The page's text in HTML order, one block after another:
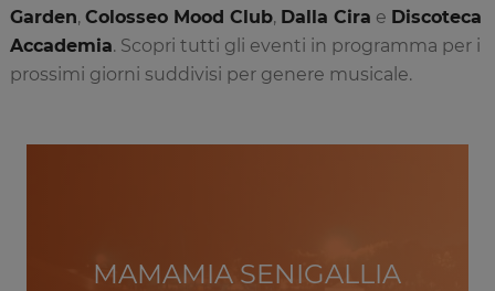
Garden, Colosseo Mood Club, Dalla Cira e Discoteca
Accademia. Scopri tutti gli eventi in programma per i
prossimi giorni suddivisi per genere musicale.
MAMAMIA SENIGALLIA